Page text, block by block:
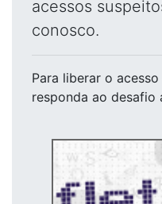
acessos
conosco.
Para liberar o acesso
responda ao desafio